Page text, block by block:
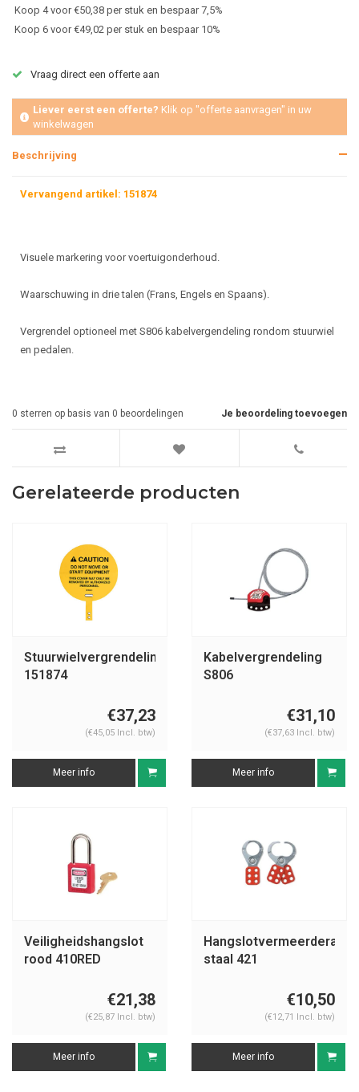
Koop 4 voor €50,38 per stuk en bespaar 7,5%
Koop 6 voor €49,02 per stuk en bespaar 10%
Vraag direct een offerte aan
Liever eerst een offerte? Klik op "offerte aanvragen" in uw
winkelwagen
Beschrijving
Vervangend artikel: 151874
Visuele markering voor voertuigonderhoud.
Waarschuwing in drie talen (Frans, Engels en Spaans).
Vergrendel optioneel met S806 kabelvergendeling rondom stuurwiel
en pedalen.
Je beoordeling toevoegen
0 sterren op basis van 0 beoordelingen
Gerelateerde producten
Stuurwielvergrendeling
151874
€37,23
(€45,05 Incl. btw)
Meer info
Kabelvergrendeling
S806
€31,10
(€37,63 Incl. btw)
Meer info
Veiligheidshangslot
rood 410RED
€21,38
(€25,87 Incl. btw)
Meer info
Hangslotvermeerderaar
staal 421
€10,50
(€12,71 Incl. btw)
Meer info